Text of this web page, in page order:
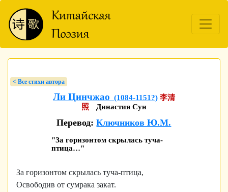
< Bсе стихи автора
Ли Цинчжао (1084-1151?) 李清
照
Династия Сун
Перевод:Ключников Ю.М.
"За горизонтом скрылась туча-
птица…"
За горизонтом скрылась туча-птица,
Освободив от сумрака закат.